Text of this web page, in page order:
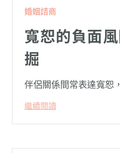
婚姻諮商
寬恕的負面
掘
伴侶關係間常表達寬恕
繼續閱讀